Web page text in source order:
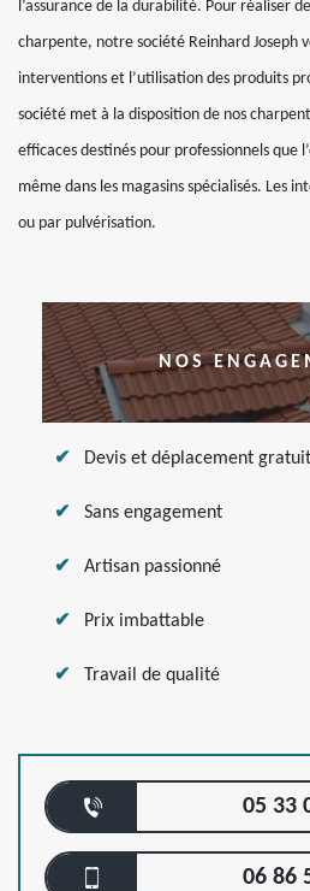
l’assurance de la durabilité. Pour réaliser
charpente, notre société Reinhard Joseph
interventions et l’utilisation des produits
société met à la disposition de nos
efficaces destinés pour professionnels que
même dans les magasins spécialisés. Les
ou par pulvérisation.
NOS
Devis et déplacement
Sans engagement
Artisan passionné
Prix imbattable
Travail de qualité
05 33
06 86